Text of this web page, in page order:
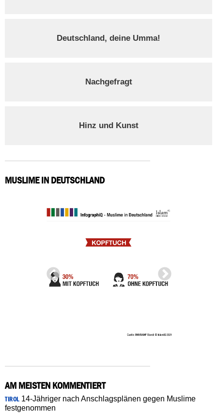
Deutschland, deine Umma!
Nachgefragt
Hinz und Kunst
MUSLIME IN DEUTSCHLAND
AM MEISTEN KOMMENTIERT
TIROL14-Jähriger nach Anschlagsplänen gegen Muslime
festgenommen